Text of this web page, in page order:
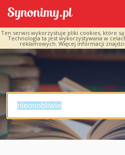
Ten serwis wykorzystuje pliki cookies, które
Technologia ta jest wykorzystywana w
reklamowych. Więcej informacji